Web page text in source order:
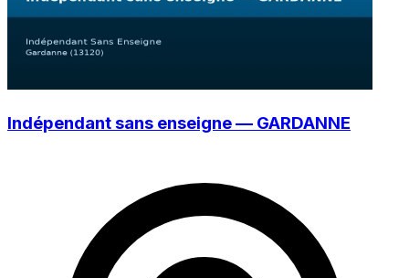
Indépendant sans enseigne — GARDANNE